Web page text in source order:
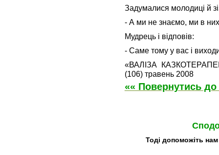
Задумалися молодиці й
- А ми не знаємо, ми в
Мудрець і відповів:
- Саме тому у вас і
«ВАЛІЗА
(106) травень 2008
«« Повернутись до
Тоді допоможіть